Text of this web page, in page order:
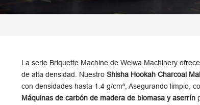
La serie Briquette Machine de Weiwa Machinery
de alta densidad. Nuestro Shisha Hookah Charcoal
con densidades hasta 1.4 g/cm³, Asegurando limpio,
Máquinas de carbón de madera de biomasa y aserrín